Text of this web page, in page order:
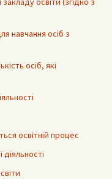
навчання осіб з
осіб, які
освітній процес